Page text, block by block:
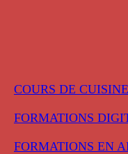
COURS DE CUISINE
FORMATIONS
FORMATIONS EN